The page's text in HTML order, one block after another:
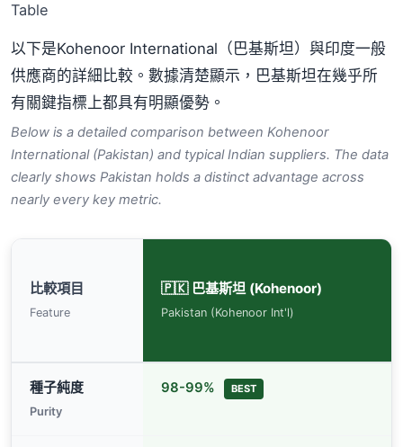
Table
以下是Kohenoor International（巴基斯坦）與印度一般
供應商的詳細比較。數據清楚顯示，巴基斯坦在幾乎所
有關鍵指標上都具有明顯優勢。
Below is a detailed comparison between Kohenoor
International (Pakistan) and typical Indian suppliers. The data
clearly shows Pakistan holds a distinct advantage across
nearly every key metric.
比較項目
Feature
🇵🇰 巴基斯坦 (Kohenoor)
Pakistan (Kohenoor Int'l)
種子純度
Purity
98-99% BEST